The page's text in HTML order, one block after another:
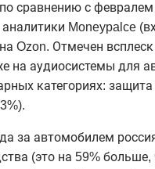
сравнению с
Moneypalce
Ozon. Отмечен
на аудиосистемы для
категориях:
за автомобилем
(это на 59%